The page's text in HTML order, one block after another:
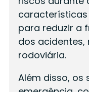
para reduzir a
dos
rodoviária.
Além disso, os